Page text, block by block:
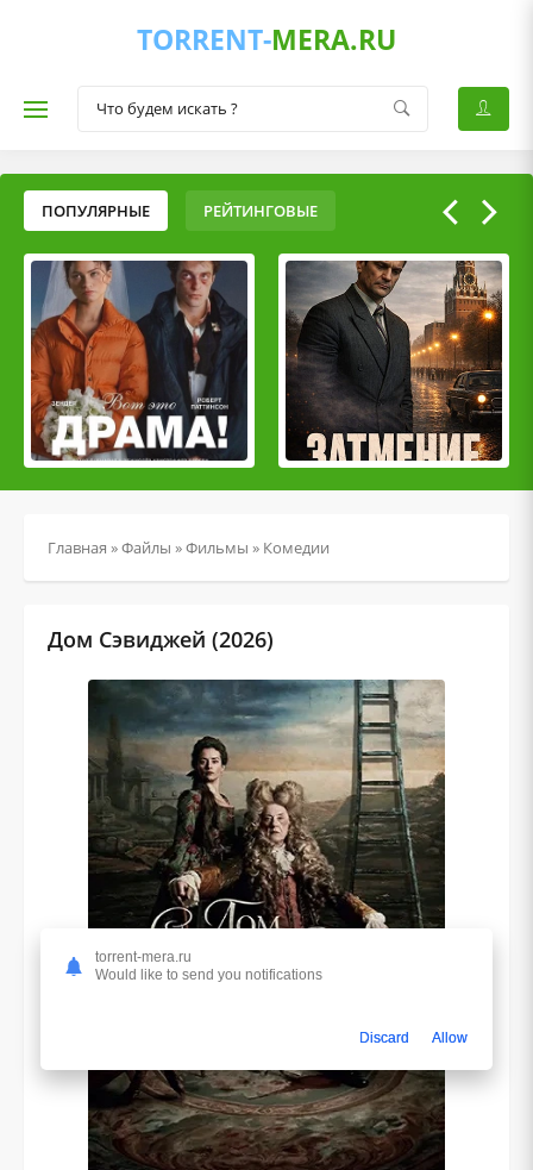
TORRENT-MERA.RU
ПОПУЛЯРНЫЕ РЕЙТИНГОВЫЕ
Главная »Файлы »Фильмы » Комедии
Дом Сэвиджей (2026)
torrent-mera.ru
Would like to send you notifications
Discard Allow